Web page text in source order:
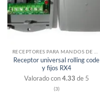
RECEPTORES PARA MANDOS DE GARAJE
Receptor universal rolling code
y fijos RX4
Valorado con4.33 de 5
(3)